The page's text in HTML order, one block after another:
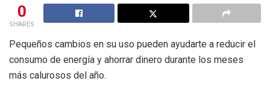
0
SHARES
Pequeños cambios en su uso pueden ayudarte a reducir el
consumo de energía y ahorrar dinero durante los meses
más calurosos del año.